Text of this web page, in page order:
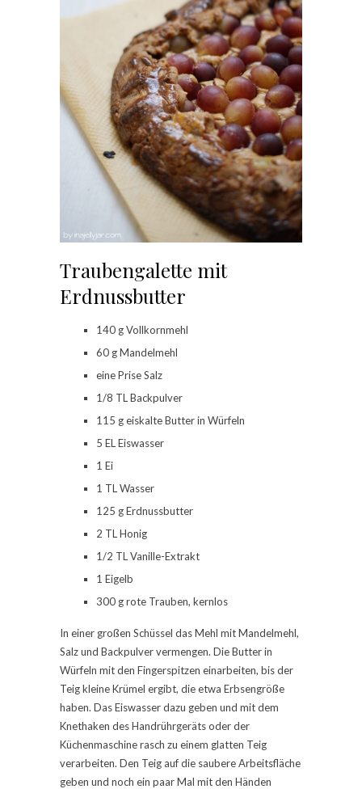
Traubengalette mit
Erdnussbutter
140 g Vollkornmehl
60 g Mandelmehl
eine Prise Salz
1/8 TL Backpulver
115 g eiskalte Butter in Würfeln
5 EL Eiswasser
1 Ei
1 TL Wasser
125 g Erdnussbutter
2 TL Honig
1/2 TL Vanille-Extrakt
1 Eigelb
300 g rote Trauben, kernlos
In einer großen Schüssel das Mehl mit Mandelmehl,
Salz und Backpulver vermengen. Die Butter in
Würfeln mit den Fingerspitzen einarbeiten, bis der
Teig kleine Krümel ergibt, die etwa Erbsengröße
haben. Das Eiswasser dazu geben und mit dem
Knethaken des Handrührgeräts oder der
Küchenmaschine rasch zu einem glatten Teig
verarbeiten. Den Teig auf die saubere Arbeitsfläche
geben und noch ein paar Mal mit den Händen